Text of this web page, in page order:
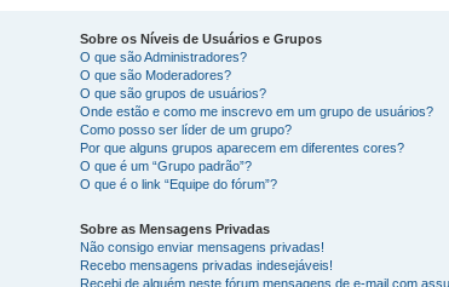
Sobre os Níveis de Usuários e Grupos
O que são Administradores?
O que são Moderadores?
O que são grupos de usuários?
Onde estão e como me inscrevo em um grupo de usuários?
Como posso ser líder de um grupo?
Por que alguns grupos aparecem em diferentes cores?
O que é um “Grupo padrão”?
O que é o link “Equipe do fórum”?
Sobre as Mensagens Privadas
Não consigo enviar mensagens privadas!
Recebo mensagens privadas indesejáveis!
Recebi de alguém neste fórum mensagens de e-mail com